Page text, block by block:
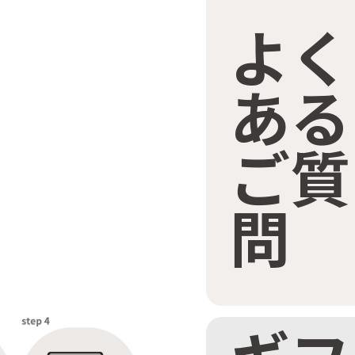
よく
ある
ご質
問